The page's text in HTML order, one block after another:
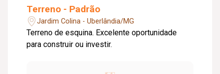
Terreno - Padrão
Jardim Colina - Uberlândia/MG
Terreno de esquina. Excelente oportunidade
para construir ou investir.